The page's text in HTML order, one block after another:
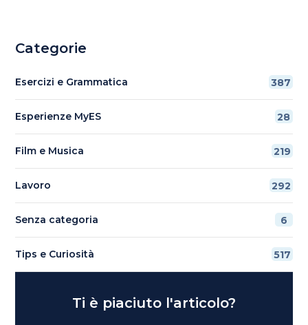
Categorie
Esercizi e Grammatica 387
Esperienze MyES 28
Film e Musica 219
Lavoro 292
Senza categoria 6
Tips e Curiosità 517
Ti è piaciuto l'articolo?